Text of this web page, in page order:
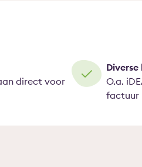
direct voor
O.a.
factuur